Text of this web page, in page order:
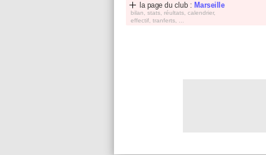
la page du club : Marseille
bilan, stats, réultats, calendrier,
effectif, tranferts, ...